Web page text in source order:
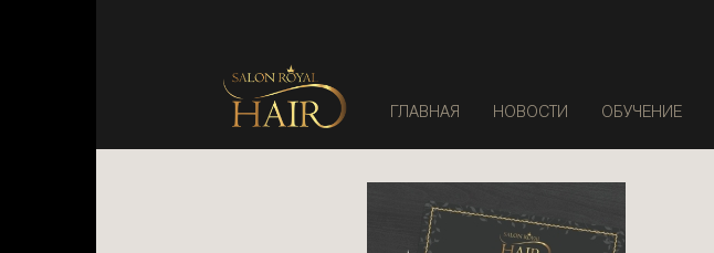
ГЛАВНАЯ НОВОСТИ ОБУЧЕНИЕ